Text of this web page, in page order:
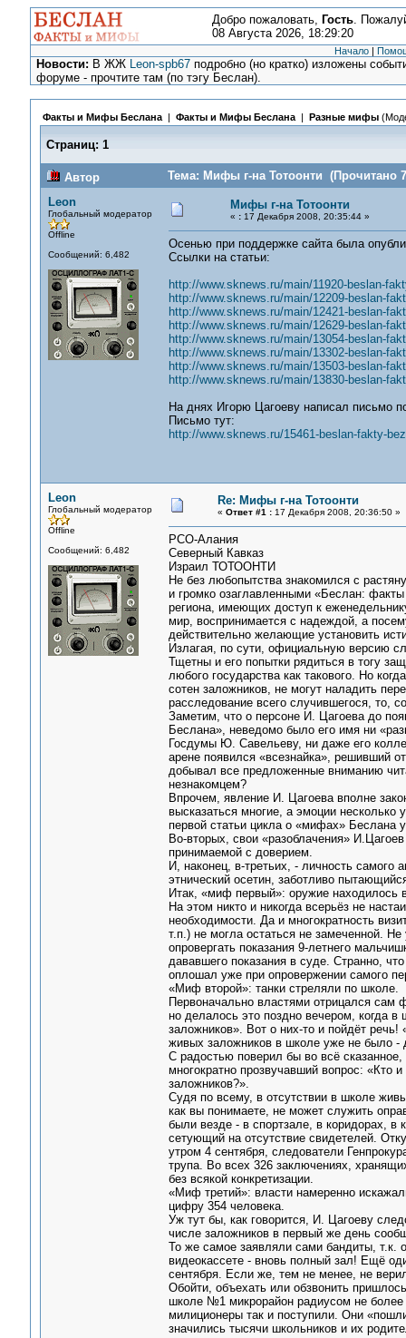
Добро пожаловать, Гость.
08 Августа 2026, 18:29:20
Начало |
Новости: В ЖЖ Leon-spb67 подробно (но кратко) изложены
форуме - прочтите там (по тэгу Беслан).
Факты и Мифы Беслана| Факты и Мифы Беслана| Разные мифы
Страниц: 1
Автор
Тема: Мифы г-на Тотоонти (Прочитано
Leon
Глобальный модератор
Offline
Сообщений: 6,482
Мифы г-на Тотоонти
« :17 Декабря 2008, 20:35:44 »
Осенью при поддержке сайта была
Ссылки на статьи:
http://www.sknews.ru/main/11920-beslan-
http://www.sknews.ru/main/12209-beslan-
http://www.sknews.ru/main/12421-beslan-
http://www.sknews.ru/main/12629-beslan-
http://www.sknews.ru/main/13054-beslan-
http://www.sknews.ru/main/13302-beslan-
http://www.sknews.ru/main/13503-beslan-
http://www.sknews.ru/main/13830-beslan-
На днях Игорю Цагоеву написал письмо
Письмо тут:
http://www.sknews.ru/15461-beslan-fakty-
Leon
Глобальный модератор
Offline
Сообщений: 6,482
Re: Мифы г-на Тотоонти
« Ответ #1 :17 Декабря 2008, 20:36:50 »
РСО-Алания
Северный Кавказ
Израил ТОТООНТИ
Не без любопытства знакомился с
и громко озаглавленными «Беслан:
региона, имеющих доступ к
мир, воспринимается с надеждой, а
действительно желающие установить
Излагая, по сути, официальную версию
Тщетны и его попытки рядиться в тогу
любого государства как такового. Но
сотен заложников, не могут наладить
расследование всего случившегося, то,
Заметим, что о персоне И. Цагоева до
Беслана», неведомо было его имя ни
Госдумы Ю. Савельеву, ни даже его
арене появился «всезнайка», решивший
добывал все предложенные вниманию
незнакомцем?
Впрочем, явление И. Цагоева вполне
высказаться многие, а эмоции
первой статьи цикла о «мифах» Беслана
Во-вторых, свои «разоблачения»
принимаемой с доверием.
И, наконец, в-третьих, - личность
этнический осетин, заботливо
Итак, «миф первый»: оружие находилось
На этом никто и никогда всерьёз не
необходимости. Да и многократность
т.п.) не могла остаться не замеченной.
опровергать показания 9-летнего
дававшего показания в суде. Странно,
оплошал уже при опровержении самого
«Миф второй»: танки стреляли по школе.
Первоначально властями отрицался сам
но делалось это поздно вечером, когда
заложников». Вот о них-то и пойдёт
живых заложников в школе уже не было -
С радостью поверил бы во всё сказанное,
многократно прозвучавший вопрос: «Кто
заложников?».
Судя по всему, в отсутствии в школе
как вы понимаете, не может служить
были везде - в спортзале, в коридорах,
сетующий на отсутствие свидетелей.
утром 4 сентября, следователи
трупа. Во всех 326 заключениях,
без всякой конкретизации.
«Миф третий»: власти намеренно
цифру 354 человека.
Уж тут бы, как говорится, И. Цагоеву
числе заложников в первый же день
То же самое заявляли сами бандиты, т.к.
видеокассете - вновь полный зал! Ещё
сентября. Если же, тем не менее, не
Обойти, объехать или обзвонить
школе №1 микрорайон радиусом не более
милиционеры так и поступили. Они
значились тысячи школьников и их